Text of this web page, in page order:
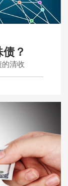
？
清收